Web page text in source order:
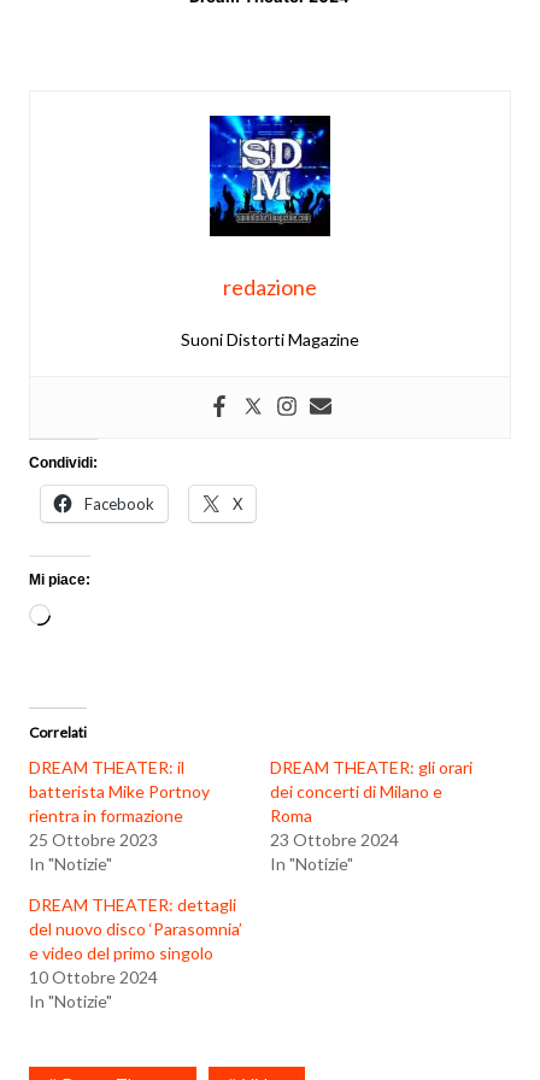
redazione
Suoni Distorti Magazine
Condividi:
Facebook X
Mi piace:
Caricamento
Correlati
DREAM THEATER: il
batterista Mike Portnoy
rientra in formazione
25 Ottobre 2023
In "Notizie"
DREAM THEATER: gli orari
dei concerti di Milano e
Roma
23 Ottobre 2024
In "Notizie"
DREAM THEATER: dettagli
del nuovo disco ‘Parasomnia’
e video del primo singolo
10 Ottobre 2024
In "Notizie"